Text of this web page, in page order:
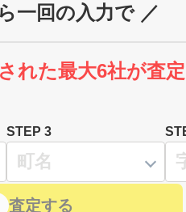
一回の入力で ／
れた最大6社が査定
STEP 3
査定する